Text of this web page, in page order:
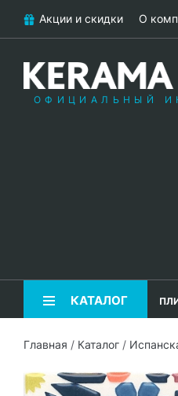
Акции и скидки О
ОФИЦИАЛЬНЫЙ
КАТАЛОГ
Главная / Каталог /